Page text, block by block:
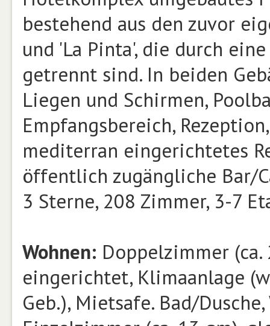
bestehend aus den zuvor
und 'La Pinta', die durch
getrennt sind. In beiden
Liegen und Schirmen,
Empfangsbereich,
mediterran eingerichtetes
öffentlich zugängliche Bar/
3 Sterne, 208 Zimmer, 3-7
Wohnen: Doppelzimmer
eingerichtet, Klimaanlage
Geb.), Mietsafe. Bad/Dusche,